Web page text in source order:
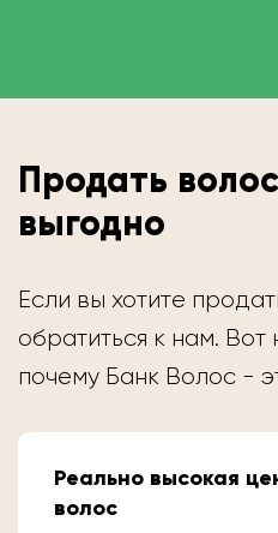
Продать
выгодно
Если вы хотите
обратиться к нам. Вот
почему Банк Волос -
Реально высокая
волос